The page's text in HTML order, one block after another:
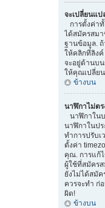
จะเปลี่ยนแป
การตั้งค่า
ได้สมัครสมา
ฐานข้อมูล. ถ้
ให้คลิกที่ลิง
จะอยู่ด้านบ
ให้คุณเปลี่ย
ข้างบน
นาฬิกาไม่ตร
นาฬิกาใน
นาฬิกาในป
ทำการปรับเ
ตั้งค่า
คุณ. การแก้
ผู้ใช้ที่สมัคร
ยังไม่ได้สมั
ควรจะทำ ก่
ผิด!
ข้างบน